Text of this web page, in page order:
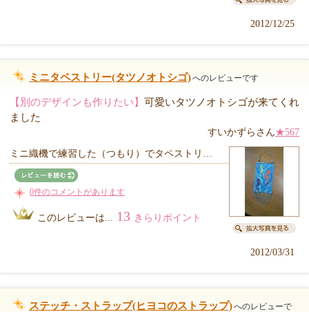
2012/12/25
ミニタペストリー(タツノオトシゴ)へのレビューです
【別のデザインも作りたい】 可愛いタツノオトシゴが来てくれ
ました
すいかずらさん★567
ミニ織機で練習した（つもり）でタペストリ…
0件のコメントがあります
このレビューは... 13 きらりポイント
2012/03/31
ステッチ・ストラップ(ヒヨコのストラップ)へのレビューで